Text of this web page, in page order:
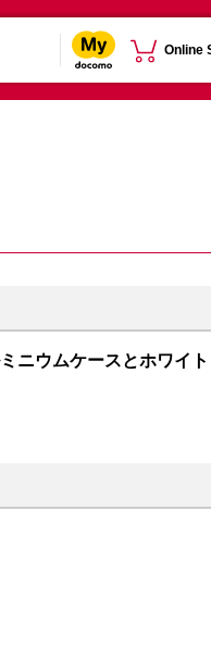
Online
ニウムケースとホワイト